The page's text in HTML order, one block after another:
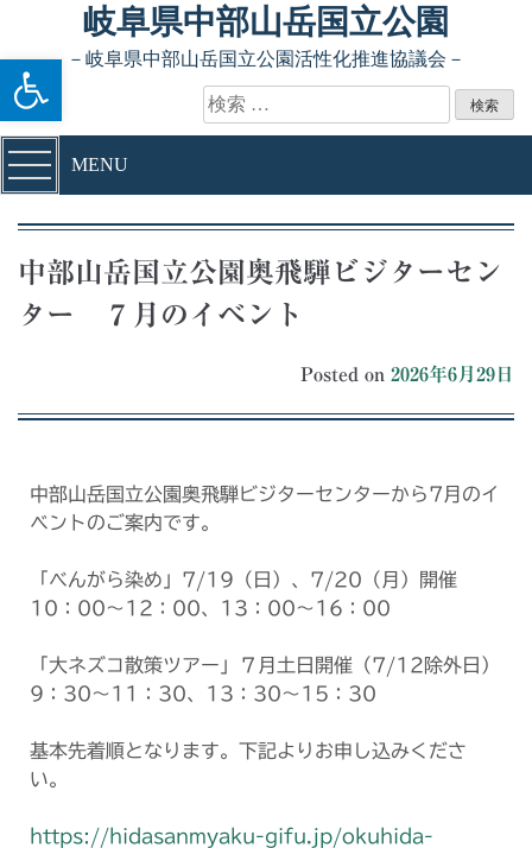
ツールバーを開く
岐阜県中部山岳国立公園
－岐阜県中部山岳国立公園活性化推進協議会－
MENU
中部山岳国立公園奥飛騨ビジターセン
ター ７月のイベント
Posted on 2026年6月29日
中部山岳国立公園奥飛騨ビジターセンターから7月のイ
ベントのご案内です。
「べんがら染め」7/19（日）、7/20（月）開催
10：00～12：00、13：00～16：00
「大ネズコ散策ツアー」７月土日開催（7/12除外日）
9：30～11：30、13：30～15：30
基本先着順となります。下記よりお申し込みくださ
い。
https://hidasanmyaku-gifu.jp/okuhida-